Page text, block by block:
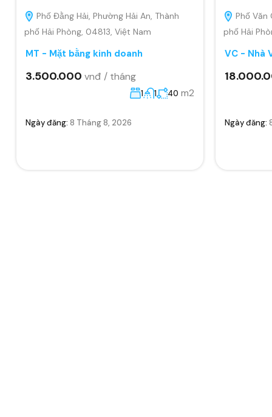
Phố Đằng Hải, Phường Hải An, Thành
phố Hải Phòng, 04813, Việt Nam
MT - Mặt bằng kinh doanh
3.500.000 vnđ / tháng
1 1 40 m2
Ngày đăng: 8 Tháng 8, 2026
Phố Văn
phố Hải
VC - Nhà
Ngày đăng: